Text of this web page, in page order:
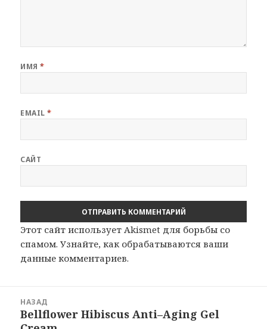
ИМЯ*
EMAIL*
САЙТ
Этот сайт использует Akismet для борьбы со
спамом.Узнайте, как обрабатываются ваши
данные комментариев.
записям
НАЗАД
Предыдущая
Bellflower Hibiscus Anti–Aging Gel